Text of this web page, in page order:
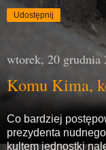
Udostępnij
wtorek, 20 grudnia
Komu Kima,
Co bardziej
prezydenta
kultem jednostki